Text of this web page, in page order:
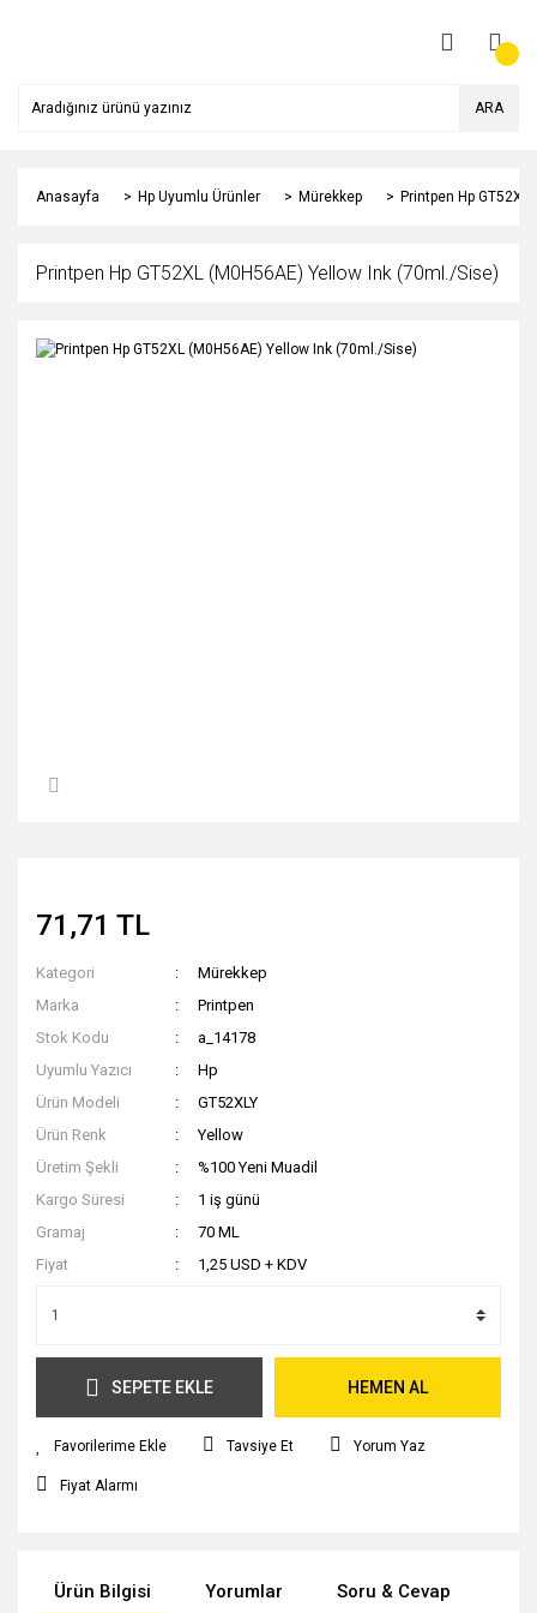
ARA
Anasayfa Hp Uyumlu Ürünler Mürekkep Printpen Hp
Printpen Hp GT52XL (M0H56AE) Yellow Ink (70ml./Sise)
71,71 TL
Kategori
Mürekkep
Marka
Printpen
Stok Kodu
a_14178
Uyumlu Yazıcı
Hp
Ürün Modeli
GT52XLY
Ürün Renk
Yellow
Üretim Şekli
%100 Yeni Muadil
Kargo Süresi
1 iş günü
Gramaj
70 ML
Fiyat
1,25 USD + KDV
SEPETE EKLE HEMEN AL
Tavsiye Et Yorum Yaz
Fiyat Alarmı
Ürün Bilgisi Yorumlar Soru & Cevap